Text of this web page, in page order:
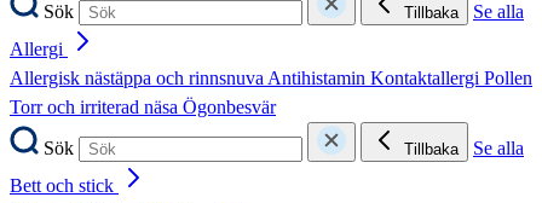
Sök Tillbaka
Se alla
Allergi
Allergisk nästäppa och rinnsnuvaAntihistamin Kontaktallergi Pollen
Torr och irriterad näsa Ögonbesvär
Sök
Tillbaka
Se alla
Bett och stick